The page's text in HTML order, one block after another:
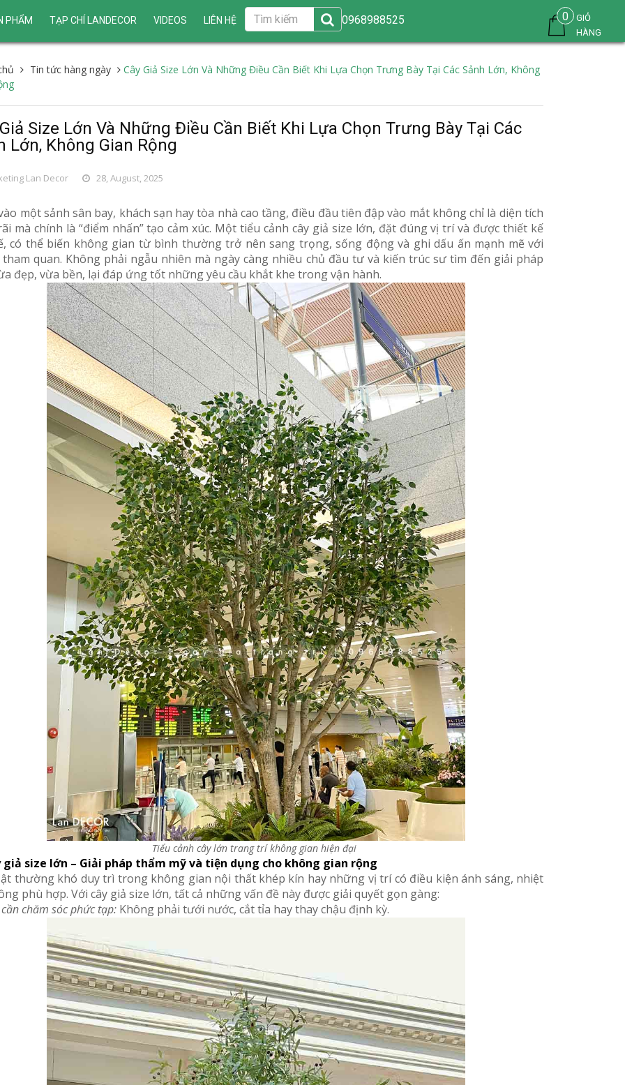
PHẨM TẠP CHÍ LANDECOR VIDEOS LIÊN HỆ 0968988525 0
GIỎ
HÀNG
Tin tức hàng ngày
Cây Giả Size Lớn Và Những Điều Cần Biết Khi Lựa Chọn Trưng Bày Tại Các Sảnh Lớn, Không
Size Lớn Và Những Điều Cần Biết Khi Lựa Chọn Trưng Bày Tại Các
Lớn, Không Gian Rộng
Lan Decor 28, August, 2025
một sảnh sân bay, khách sạn hay tòa nhà cao tầng, điều đầu tiên đập vào mắt không chỉ là diện tích
mà chính là “điểm nhấn” tạo cảm xúc. Một tiểu cảnh cây giả size lớn, đặt đúng vị trí và được thiết kế
có thể biến không gian từ bình thường trở nên sang trọng, sống động và ghi dấu ấn mạnh mẽ với
tham quan. Không phải ngẫu nhiên mà ngày càng nhiều chủ đầu tư và kiến trúc sư tìm đến giải pháp
đẹp, vừa bền, lại đáp ứng tốt những yêu cầu khắt khe trong vận hành.
Tiểu cảnh cây lớn trang trí không gian hiện đại
giả size lớn – Giải pháp thẩm mỹ và tiện dụng cho không gian rộng
thường khó duy trì trong không gian nội thất khép kín hay những vị trí có điều kiện ánh sáng, nhiệt
phù hợp. Với cây giả size lớn, tất cả những vấn đề này được giải quyết gọn gàng:
chăm sóc phức tạp: Không phải tưới nước, cắt tỉa hay thay chậu định kỳ.